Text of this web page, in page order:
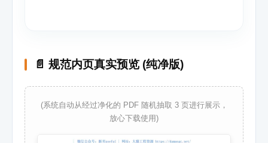
📄 规范内页真实预览 (纯净版)
(系统自动从经过净化的 PDF 随机抽取 3 页进行展示，
放心下载使用)